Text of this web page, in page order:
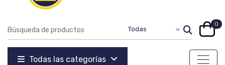
0
Todas las categorías